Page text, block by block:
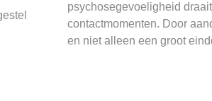
psychosegevoeligheid
contactmomenten. Door
en niet alleen een groot